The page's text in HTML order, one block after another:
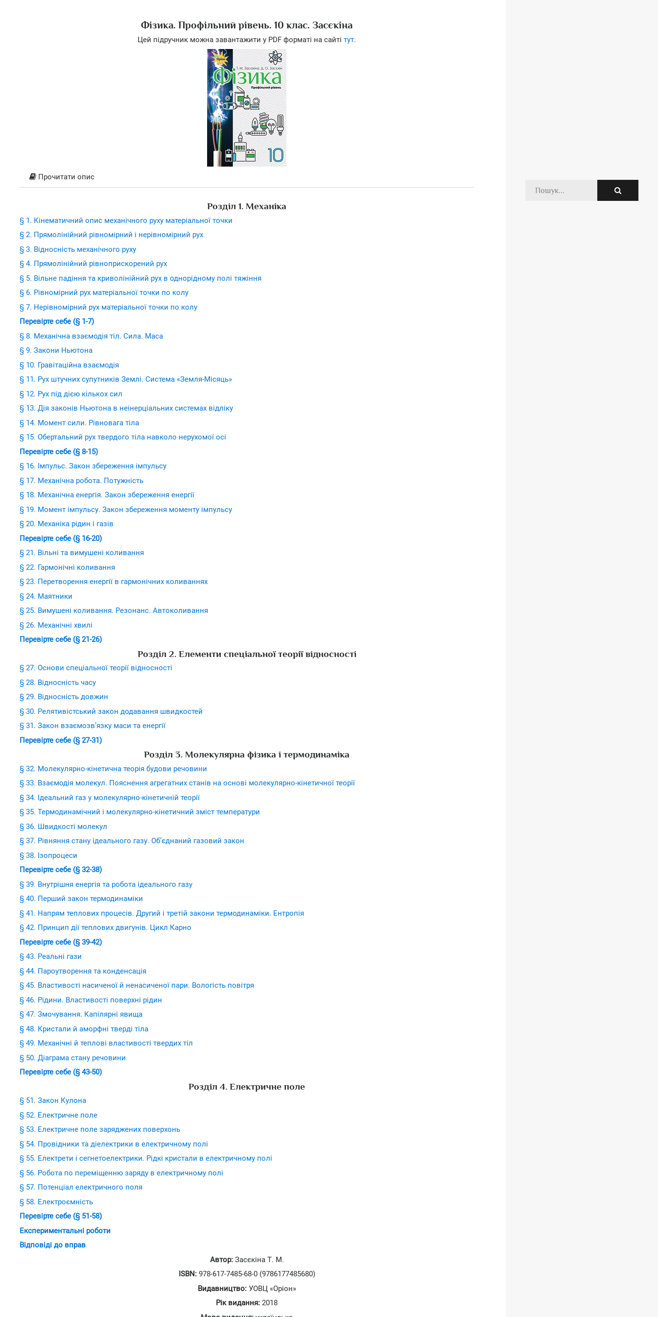
Фізика. Профільний рівень. 10 клас. Засєкіна
Цей підручник можна завантажити у PDF форматі на сайті тут.
Прочитати опис
Розділ 1. Механіка
§ 1. Кінематичний опис механічного руху матеріальної точки
§ 2. Прямолінійний рівномірний і нерівномірний рух
§ 3. Відносність механічного руху
§ 4. Прямолінійний рівноприскорений рух
§ 5. Вільне падіння та криволінійний рух в однорідному полі тяжіння
§ 6. Рівномірний рух матеріальної точки по колу
§ 7. Нерівномірний рух матеріальної точки по колу
Перевірте себе (§ 1-7)
§ 8. Механічна взаємодія тіл. Сила. Маса
§ 9. Закони Ньютона
§ 10. Гравітаційна взаємодія
§ 11. Рух штучних супутників Землі. Система «Земля-Місяць»
§ 12. Рух під дією кількох сил
§ 13. Дія законів Ньютона в неінерціальних системах відліку
§ 14. Момент сили. Рівновага тіла
§ 15. Обертальний рух твердого тіла навколо нерухомої осі
Перевірте себе (§ 8-15)
§ 16. Імпульс. Закон збереження імпульсу
§ 17. Механічна робота. Потужність
§ 18. Механічна енергія. Закон збереження енергії
§ 19. Момент імпульсу. Закон збереження моменту імпульсу
§ 20. Механіка рідин і газів
Перевірте себе (§ 16-20)
§ 21. Вільні та вимушені коливання
§ 22. Гармонічні коливання
§ 23. Перетворення енергії в гармонічних коливаннях
§ 24. Маятники
§ 25. Вимушені коливання. Резонанс. Автоколивання
§ 26. Механічні хвилі
Перевірте себе (§ 21-26)
Розділ 2. Елементи спеціальної теорії відносності
§ 27. Основи спеціальної теорії відносності
§ 28. Відносність часу
§ 29. Відносність довжин
§ 30. Релятивістський закон додавання швидкостей
§ 31. Закон взаємозв’язку маси та енергії
Перевірте себе (§ 27-31)
Розділ 3. Молекулярна фізика і термодинаміка
§ 32. Молекулярно-кінетична теорія будови речовини
§ 33. Взаємодія молекул. Пояснення агрегатних станів на основі молекулярно-кінетичної теорії
§ 34. Ідеальний газ у молекулярно-кінетичній теорії
§ 35. Термодинамічний і молекулярно-кінетичний зміст температури
§ 36. Швидкості молекул
§ 37. Рівняння стану ідеального газу. Об’єднаний газовий закон
§ 38. Ізопроцеси
Перевірте себе (§ 32-38)
§ 39. Внутрішня енергія та робота ідеального газу
§ 40. Перший закон термодинаміки
§ 41. Напрям теплових процесів. Другий і третій закони термодинаміки. Ентропія
§ 42. Принцип дії теплових двигунів. Цикл Карно
Перевірте себе (§ 39-42)
§ 43. Реальні гази
§ 44. Пароутворення та конденсація
§ 45. Властивості насиченої й ненасиченої пари. Вологість повітря
§ 46. Рідини. Властивості поверхні рідин
§ 47. Змочування. Капілярні явища
§ 48. Кристали й аморфні тверді тіла
§ 49. Механічні й теплові властивості твердих тіл
§ 50. Діаграма стану речовини
Перевірте себе (§ 43-50)
Розділ 4. Електричне поле
§ 51. Закон Кулона
§ 52. Електричне поле
§ 53. Електричне поле заряджених поверхонь
§ 54. Провідники та діелектрики в електричному полі
§ 55. Електрети і сегнетоелектрики. Рідкі кристали в електричному полі
§ 56. Робота по переміщенню заряду в електричному полі
§ 57. Потенціал електричного поля
§ 58. Електроємність
Перевірте себе (§ 51-58)
Експериментальні роботи
Відповіді до вправ
Автор:Засєкіна Т. М.
ISBN:978-617-7485-68-0 (9786177485680)
Видавництво:УОВЦ «Оріон»
Рік видання: 2018